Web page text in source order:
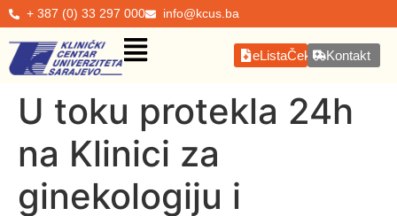
+ 387 (0) 33 297 000 info@kcus.ba
eListaČekanjaKontakt
U toku protekla 24h
na Klinici za
ginekologiju i